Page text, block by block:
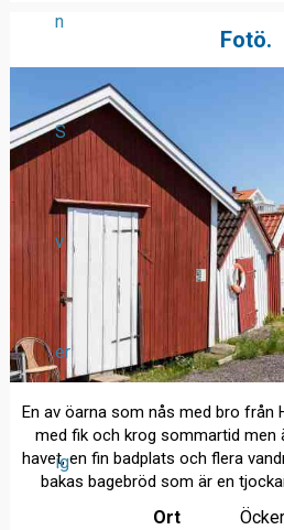
n
S
v
er
ig
Fotö.
En av öarna som nås med bro från
med fik och krog sommartid men
havet, en fin badplats och flera
bakas bagebröd som är en
Ort